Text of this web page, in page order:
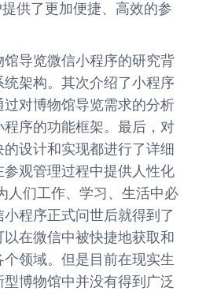
供了更加便捷、高效的参
导览微信小程序的研究背
架构。其次介绍了小程序
对博物馆导览需求的分析
序的功能框架。最后，对
设计和实现都进行了详细
观管理过程中提供人性化
人们工作、学习、生活中必
程序正式问世后就得到了
在微信中被快捷地获取和
领域。但是目前在现实生
博物馆中并没有得到广泛